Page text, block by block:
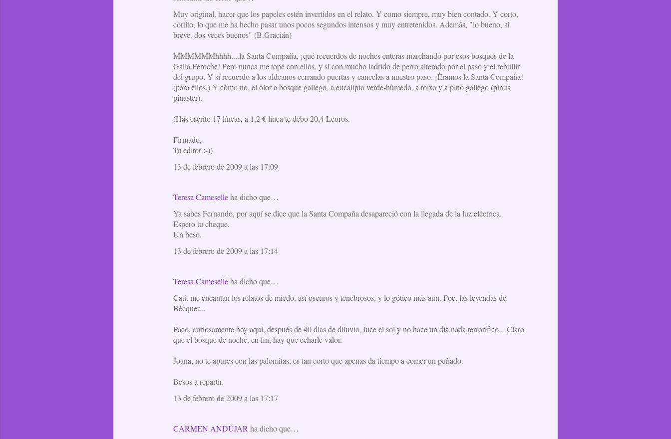
Muy original, hacer que los papeles estén invertidos en el relato. Y como siempre, muy bien contado. Y corto,
cortito, lo que me ha hecho pasar unos pocos segundos intensos y muy entretenidos. Además, "lo bueno, si
breve, dos veces buenos" (B.Gracián)
MMMMMMhhhh....la Santa Compaña, ¡qué recuerdos de noches enteras marchando por esos bosques de la
Galia Feroche! Pero nunca me topé con ellos, y sí con mucho ladrido de perro alterado por el paso y el rebullir
del grupo. Y sí recuerdo a los aldeanos cerrando puertas y cancelas a nuestro paso. ¡Éramos la Santa Compaña!
(para ellos.) Y cómo no, el olor a bosque gallego, a eucalipto verde-húmedo, a toixo y a pino gallego (pinus
pinaster).
(Has escrito 17 líneas, a 1,2 € línea te debo 20,4 Leuros.
Firmado,
Tu editor :-))
13 de febrero de 2009 a las 17:09
Teresa Cameselleha dicho que…
Ya sabes Fernando, por aquí se dice que la Santa Compaña desapareció con la llegada de la luz eléctrica.
Espero tu cheque.
Un beso.
13 de febrero de 2009 a las 17:14
Teresa Cameselleha dicho que…
Cati, me encantan los relatos de miedo, así oscuros y tenebrosos, y lo gótico más aún. Poe, las leyendas de
Bécquer...
Paco, curiosamente hoy aquí, después de 40 días de diluvio, luce el sol y no hace un día nada terrorífico... Claro
que el bosque de noche, en fin, hay que echarle valor.
Joana, no te apures con las palomitas, es tan corto que apenas da tiempo a comer un puñado.
Besos a repartir.
13 de febrero de 2009 a las 17:17
CARMEN ANDÚJAR ha dicho que…